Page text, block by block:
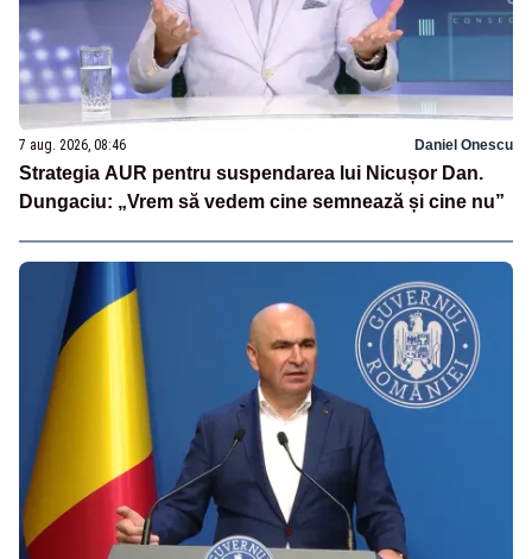
7 aug. 2026, 08:46 Daniel Onescu
Strategia AUR pentru suspendarea lui Nicușor Dan.
Dungaciu: „Vrem să vedem cine semnează și cine nu”